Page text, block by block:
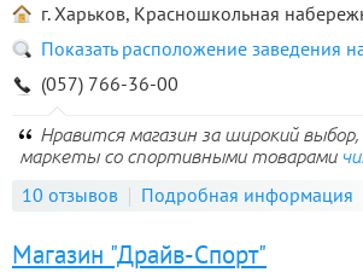
г. Харьков, Красношкольная
Показать расположение заведения
(057) 766-36-00
Нравится магазин за широкий
маркеты со спортивными товарами
10 отзывов Подробная информация
Магазин "Драйв-Спорт"